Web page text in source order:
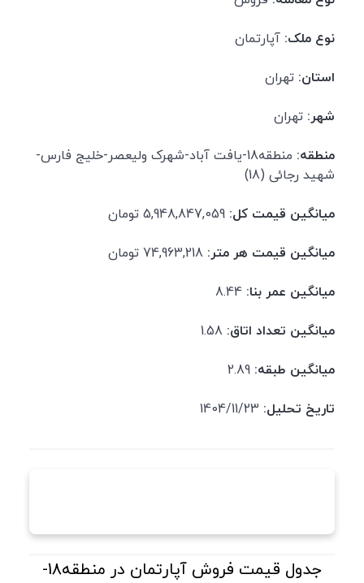
نوع ملک: آپارتمان
استان: تهران
شهر: تهران
منطقه:
منطقه18-یافت آباد-شهرک ولیعصر-خلیج فارس-
شهید رجائی (18)
میانگین قیمت کل:
میانگین قیمت هر متر:
میانگین عمر بنا:
میانگین تعداد اتاق:
میانگین طبقه:
تاریخ تحلیل:
جدول قیمت فروش آپارتمان در منطقه18-